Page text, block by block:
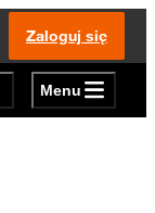
Zaloguj się
Menu